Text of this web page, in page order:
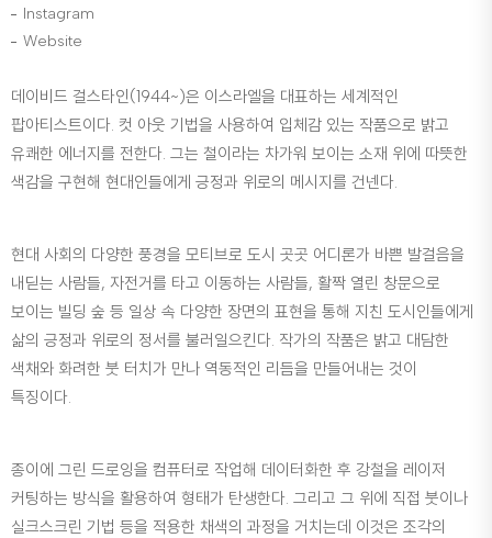
Instagram
Website
데이비드 걸스타인(1944~)은 이스라엘을 대표하는 세계적인
팝아티스트이다. 컷 아웃 기법을 사용하여 입체감 있는 작품으로 밝고
유쾌한 에너지를 전한다. 그는 철이라는 차가워 보이는 소재 위에 따뜻한
색감을 구현해 현대인들에게 긍정과 위로의 메시지를 건넨다.
현대 사회의 다양한 풍경을 모티브로 도시 곳곳 어디론가 바쁜 발걸음을
내딛는 사람들, 자전거를 타고 이동하는 사람들, 활짝 열린 창문으로
보이는 빌딩 숲 등 일상 속 다양한 장면의 표현을 통해 지친 도시인들에게
삶의 긍정과 위로의 정서를 불러일으킨다. 작가의 작품은 밝고 대담한
색채와 화려한 붓 터치가 만나 역동적인 리듬을 만들어내는 것이
특징이다.
종이에 그린 드로잉을 컴퓨터로 작업해 데이터화한 후 강철을 레이저
커팅하는 방식을 활용하여 형태가 탄생한다. 그리고 그 위에 직접 붓이나
실크스크린 기법 등을 적용한 채색의 과정을 거치는데 이것은 조각의